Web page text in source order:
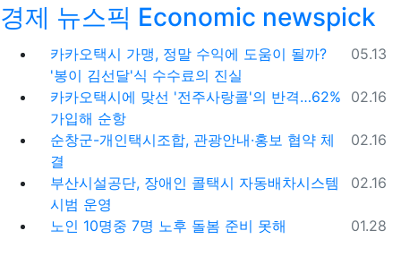
경제 뉴스픽 Economic newspick
등록일
05.13
카카오택시 가맹, 정말 수익에 도움이 될까?
'봉이 김선달'식 수수료의 진실
등록일
02.16
카카오택시에 맞선 '전주사랑콜'의 반격…62%
가입해 순항
등록일
02.16
순창군-개인택시조합, 관광안내·홍보 협약 체
결
등록일
02.16
부산시설공단, 장애인 콜택시 자동배차시스템
시범 운영
등록일
01.28
노인 10명중 7명 노후 돌봄 준비 못해